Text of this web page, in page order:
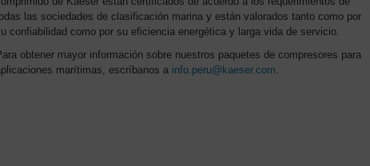
las sociedades de clasificación marina y están valorados tanto como por
confiabilidad como por su eficiencia energética y larga vida de servicio.
obtener mayor información sobre nuestros paquetes de compresores para
marítimas, escríbanos a info.peru@kaeser.com.